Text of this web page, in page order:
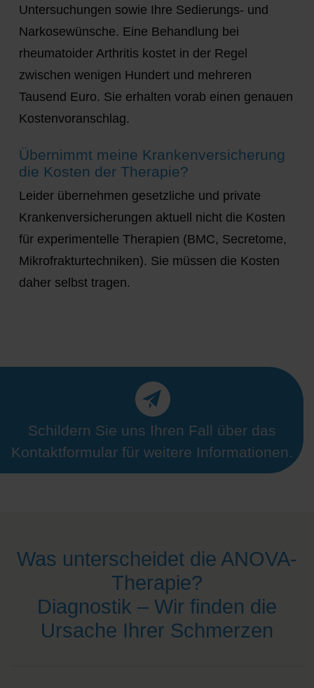
Untersuchungen sowie Ihre Sedierungs- und
Narkosewünsche. Eine Behandlung bei
rheumatoider Arthritis kostet in der Regel
zwischen wenigen Hundert und mehreren
Tausend Euro. Sie erhalten vorab einen genauen
Kostenvoranschlag.
Übernimmt meine Krankenversicherung
die Kosten der Therapie?
Leider übernehmen gesetzliche und private
Krankenversicherungen aktuell nicht die Kosten
für experimentelle Therapien (BMC, Secretome,
Mikrofrakturtechniken). Sie müssen die Kosten
daher selbst tragen.
Schildern Sie uns Ihren Fall über das
Kontaktformular für weitere Informationen.
Was unterscheidet die ANOVA-
Therapie?
Diagnostik – Wir finden die
Ursache Ihrer Schmerzen